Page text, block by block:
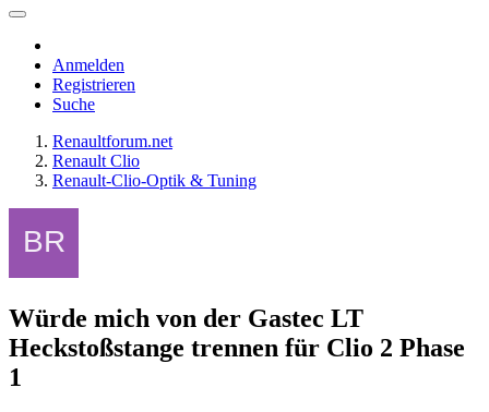
Anmelden
Registrieren
Suche
Renaultforum.net
Renault Clio
Renault-Clio-Optik & Tuning
Würde mich von der Gastec LT
Heckstoßstange trennen für Clio 2 Phase
1